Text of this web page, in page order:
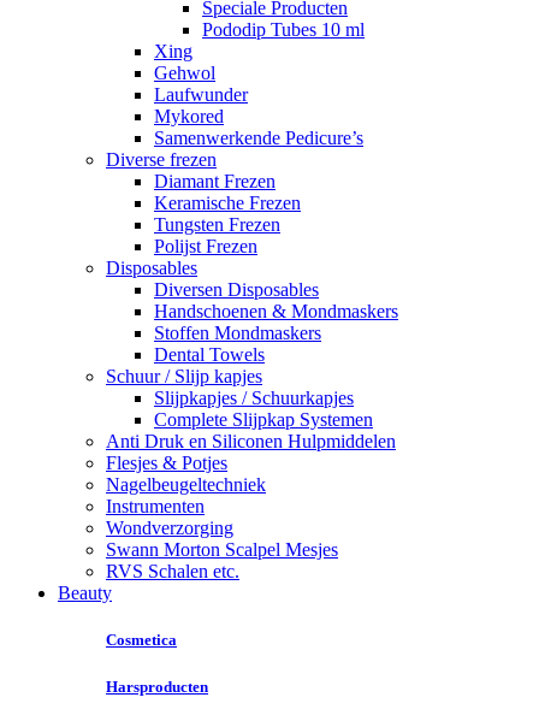
Speciale Producten
Pododip Tubes 10 ml
Xing
Gehwol
Laufwunder
Mykored
Samenwerkende Pedicure’s
Diverse frezen
Diamant Frezen
Keramische Frezen
Tungsten Frezen
Polijst Frezen
Disposables
Diversen Disposables
Handschoenen & Mondmaskers
Stoffen Mondmaskers
Dental Towels
Schuur / Slijp kapjes
Slijpkapjes / Schuurkapjes
Complete Slijpkap Systemen
Anti Druk en Siliconen Hulpmiddelen
Flesjes & Potjes
Nagelbeugeltechniek
Instrumenten
Wondverzorging
Swann Morton Scalpel Mesjes
RVS Schalen etc.
Beauty
Cosmetica
Harsproducten